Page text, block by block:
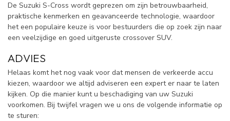
De Suzuki S-Cross wordt geprezen om zijn betrouwbaarheid,
praktische kenmerken en geavanceerde technologie, waardoor
het een populaire keuze is voor bestuurders die op zoek zijn naar
een veelzijdige en goed uitgeruste crossover SUV.
ADVIES
Helaas komt het nog vaak voor dat mensen de verkeerde accu
kiezen, waardoor we altijd adviseren een expert er naar te laten
kijken. Op die manier kunt u beschadiging van uw Suzuki
voorkomen. Bij twijfel vragen we u ons de volgende informatie op
te sturen: